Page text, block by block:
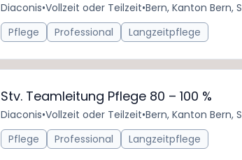
Diaconis•Vollzeit oder Teilzeit•Bern, Kanton Bern,
Pflege
Professional Langzeitpflege
Stv. Teamleitung Pflege 80 – 100 %
Diaconis•Vollzeit oder Teilzeit•Bern, Kanton Bern,
Pflege
Professional Langzeitpflege